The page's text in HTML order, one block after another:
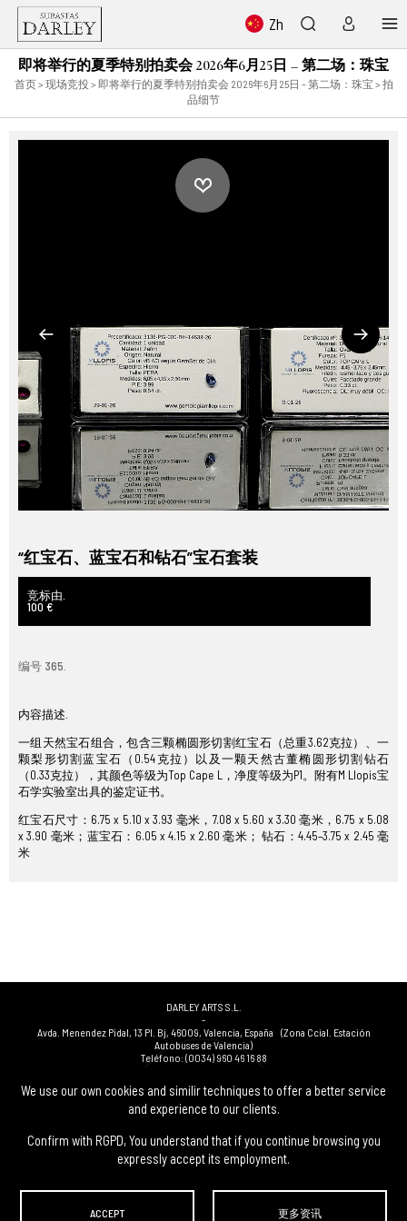
We use our own cookies and similir techniques to offer a better service
and experience to our clients.
Confirm with RGPD, You understand that if you continue browsing you
expressly accept its employment.
ACCEPT 更多资讯
Zh
即将举行的夏季特别拍卖会 2026年6月25日 – 第二场：珠宝
首页> 现场竞投 > 即将举行的夏季特别拍卖会 2026年6月25日 – 第二场：珠宝 > 拍
品细节
“红宝石、蓝宝石和钻石”宝石套装
竞标由.
100 €
编号 365.
内容描述.
一组天然宝石组合，包含三颗椭圆形切割红宝石（总重3.62克拉）、一
颗梨形切割蓝宝石（0.54克拉）以及一颗天然古董椭圆形切割钻石
（0.33克拉），其颜色等级为Top Cape L，净度等级为P1。附有M Llopis宝
石学实验室出具的鉴定证书。
红宝石尺寸：6.75 x 5.10 x 3.93 毫米，7.08 x 5.60 x 3.30 毫米，6.75 x 5.08
x 3.90 毫米；蓝宝石：6.05 x 4.15 x 2.60 毫米； 钻石：4.45–3.75 x 2.45 毫
米
DARLEY ARTS S.L.
-
Avda. Menendez Pidal, 13 Pl. Bj, 46009, Valencia, España (Zona Ccial. Estación
Autobuses de Valencia)
Teléfono:(0034) 960 46 16 88
(0034) 963 40 48 21
-
(0034) 669 53 68 89 (solo WhatsApp)
info@subastasdarley.com